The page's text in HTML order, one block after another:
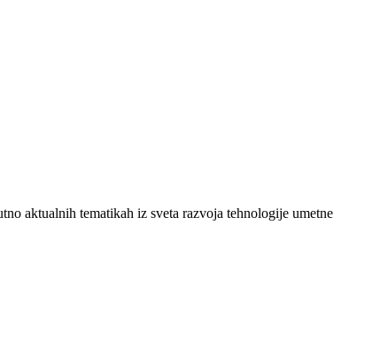
aktualnih tematikah iz sveta razvoja tehnologije umetne